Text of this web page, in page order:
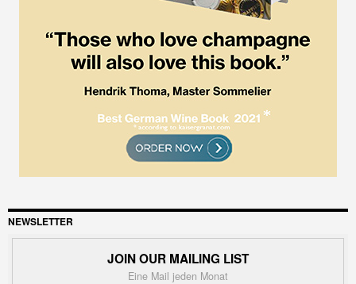
NEWSLETTER
JOIN OUR MAILING LIST
Eine Mail jeden Monat